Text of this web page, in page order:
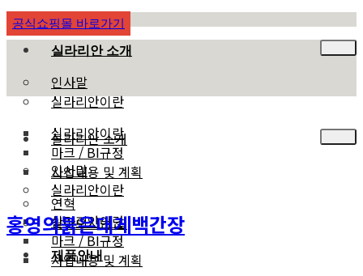
공식쇼핑몰 바로가기
실라리안 소개
인사말
실라리안이란
실라리안이란
마크 / BI규정
사업내용 및 계획
연혁
찾아오시는 길
제품안내
실라리안 소개
인사말
실라리안이란
실라리안이란
마크 / BI규정
사업내용 및 계획
홍영의붉은대게백간장